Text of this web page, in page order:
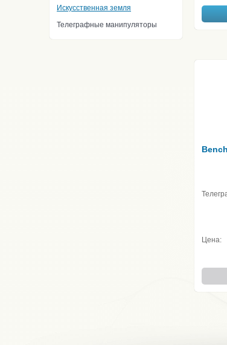
Искусственная земля
Телеграфные манипуляторы
Цена: